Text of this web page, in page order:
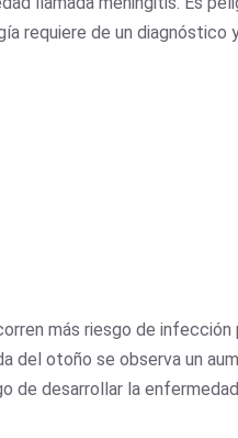
requiere de un diagnóstico
más riesgo de
del otoño se observa un
de desarrollar la